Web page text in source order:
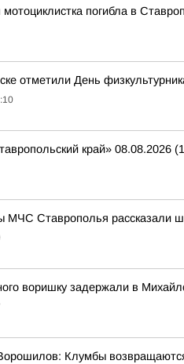
мотоциклистка погибла в
отметили День
край» 08.08.2026
МЧС Ставрополья рассказали
воришку задержали в
Клумбы